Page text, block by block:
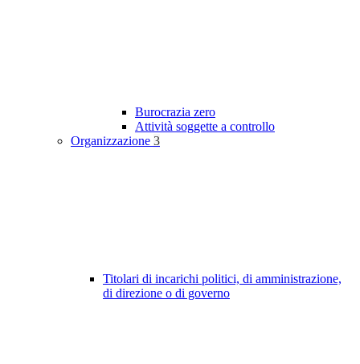
Burocrazia zero
Attività soggette a controllo
Organizzazione 3
Titolari di incarichi politici, di amministrazione,
di direzione o di governo